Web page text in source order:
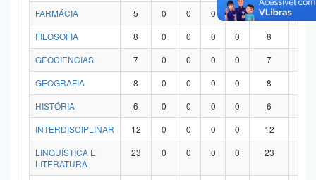
FARMÁCIA
5 0 0 0 0 5
FILOSOFIA
8 0 0 0 0 8
GEOCIÊNCIAS
7 0 0 0 0 7
GEOGRAFIA
8 0 0 0 0 8
HISTÓRIA
6 0 0 0 0 6
INTERDISCIPLINAR
12 0 0 0 0 12
LINGUÍSTICA E
LITERATURA
23 0 0 0 0 23